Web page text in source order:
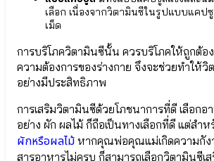
จากธรรมชาติ
SunTheanine
Multi-
IMMU
ภูมิแพ้
⦿
Multi-
IMMU
Fe
●
ดี
เอ
ชเอ
(DHA)
แลค
โต
บาซิลลัส
คา
เลือก เนื่องจากวิตามินซีในรูปแบบแคป
เม็ด
การบริโภควิตามินซีนั้น ควรบริโภคให้ถูกต้อ
ความต้องการของร่างกาย จึงจะช่วยทำให้
อย่างมีประสิทธิภาพ
การเสริมวิตามินซีด้วยโภชนาการที่ดี เลือก
อย่าง ผัก ผลไม้ ก็ถือเป็นทางเลือกที่ดี แต่สำห
ผักหรือผลไม้ หากคุณพ่อคุณแม่เกิดความกัง
สารอาหารไม่ครบ ก็สามารถเลือกวิตามินซีเ